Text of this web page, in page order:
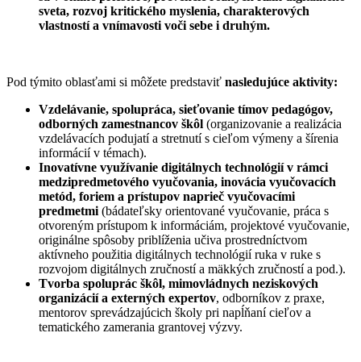
sveta, rozvoj kritického myslenia, charakterových
vlastností a vnímavosti voči sebe i druhým.
Pod týmito oblasťami si môžete predstaviť nasledujúce aktivity:
Vzdelávanie, spolupráca, sieťovanie tímov pedagógov,
odborných zamestnancov škôl (organizovanie a realizácia
vzdelávacích podujatí a stretnutí s cieľom výmeny a šírenia
informácií v témach).
Inovatívne využívanie digitálnych technológií v rámci
medzipredmetového vyučovania, inovácia vyučovacích
metód, foriem a prístupov naprieč vyučovacími
predmetmi (bádateľsky orientované vyučovanie, práca s
otvoreným prístupom k informáciám, projektové vyučovanie,
originálne spôsoby priblíženia učiva prostredníctvom
aktívneho použitia digitálnych technológií ruka v ruke s
rozvojom digitálnych zručností a mäkkých zručností a pod.).
Tvorba spoluprác škôl, mimovládnych neziskových
organizácií a externých expertov, odborníkov z praxe,
mentorov sprevádzajúcich školy pri napĺňaní cieľov a
tematického zamerania grantovej výzvy.